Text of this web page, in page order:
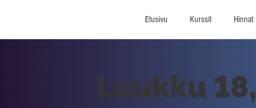
Etusivu Kurssit Hinnat
Luukku